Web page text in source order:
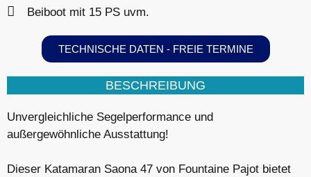
Beiboot mit 15 PS uvm.
TECHNISCHE DATEN - FREIE TERMINE
BESCHREIBUNG
Unvergleichliche Segelperformance und
außergewöhnliche Ausstattung!
Dieser Katamaran Saona 47 von Fountaine Pajot bietet